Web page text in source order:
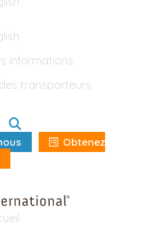
informations
transporteurs
Obtenez